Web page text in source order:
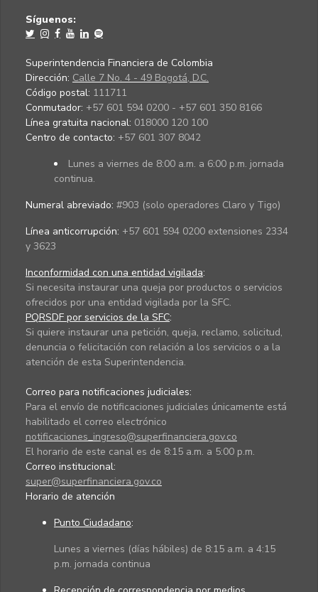
Síguenos:
Superintendencia Financiera de Colombia
Dirección: Calle 7 No. 4 - 49 Bogotá, D.C.
Código postal: 111711
Conmutador: +57 601 594 0200 - +57 601 350 8166
Línea gratuita nacional: 018000 120 100
Centro de contacto: +57 601 307 8042
Lunes a viernes de 8:00 a.m. a 6:00 p.m. jornada
continua.
Numeral abreviado: #903 (solo operadores Claro y Tigo)
Línea anticorrupción: +57 601 594 0200 extensiones 2334
y 3623
Inconformidad con una entidad vigilada:
Si necesita instaurar una queja por productos o servicios
ofrecidos por una entidad vigilada por la SFC.
PQRSDF por servicios de la SFC:
Si quiere instaurar una petición, queja, reclamo, solicitud,
denuncia o felicitación con relación a los servicios o a la
atención de esta Superintendencia.
Correo para notificaciones judiciales:
Para el envío de notificaciones judiciales únicamente está
habilitado el correo electrónico
notificaciones_ingreso@superfinanciera.gov.co
El horario de este canal es de 8:15 a.m. a 5:00 p.m.
Correo institucional:
super@superfinanciera.gov.co
Horario de atención
Punto Ciudadano:
Lunes a viernes (días hábiles) de 8:15 a.m. a 4:15
p.m. jornada continua